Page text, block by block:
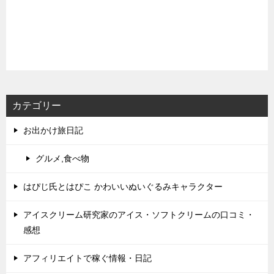
カテゴリー
お出かけ旅日記
グルメ,食べ物
はぴじ氏とはぴこ かわいいぬいぐるみキャラクター
アイスクリーム研究家のアイス・ソフトクリームの口コミ・
感想
アフィリエイトで稼ぐ情報・日記